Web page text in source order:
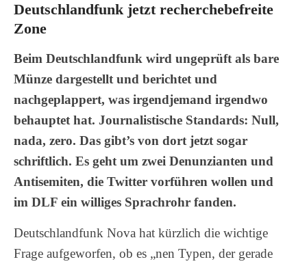
Deutschlandfunk jetzt recherchebefreite
Zone
Beim Deutschlandfunk wird ungeprüft als bare
Münze dargestellt und berichtet und
nachgeplappert, was irgendjemand irgendwo
behauptet hat. Journalistische Standards: Null,
nada, zero. Das gibt’s von dort jetzt sogar
schriftlich. Es geht um zwei Denunzianten und
Antisemiten, die Twitter vorführen wollen und
im DLF ein williges Sprachrohr fanden.
Deutschlandfunk Nova hat kürzlich die wichtige
Frage aufgeworfen, ob es „nen Typen, der gerade